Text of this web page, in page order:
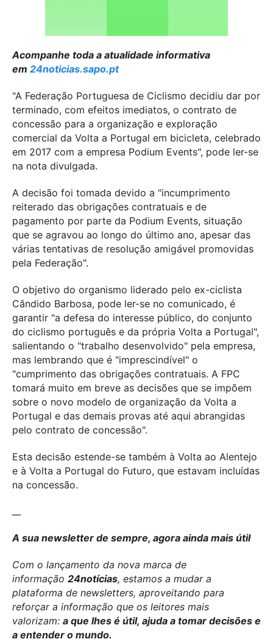
Acompanhe toda a atualidade informativa
em 24noticias.sapo.pt
"A Federação Portuguesa de Ciclismo decidiu dar por
terminado, com efeitos imediatos, o contrato de
concessão para a organização e exploração
comercial da Volta a Portugal em bicicleta, celebrado
em 2017 com a empresa Podium Events", pode ler-se
na nota divulgada.
A decisão foi tomada devido a "incumprimento
reiterado das obrigações contratuais e de
pagamento por parte da Podium Events, situação
que se agravou ao longo do último ano, apesar das
várias tentativas de resolução amigável promovidas
pela Federação".
O objetivo do organismo liderado pelo ex-ciclista
Cândido Barbosa, pode ler-se no comunicado, é
garantir "a defesa do interesse público, do conjunto
do ciclismo português e da própria Volta a Portugal",
salientando o "trabalho desenvolvido" pela empresa,
mas lembrando que é "imprescindível" o
"cumprimento das obrigações contratuais. A FPC
tomará muito em breve as decisões que se impõem
sobre o novo modelo de organização da Volta a
Portugal e das demais provas até aqui abrangidas
pelo contrato de concessão".
Esta decisão estende-se também à Volta ao Alentejo
e à Volta a Portugal do Futuro, que estavam incluídas
na concessão.
A sua newsletter de sempre, agora ainda mais útil
Com o lançamento da nova marca de
informação 24notícias, estamos a mudar a
plataforma de newsletters, aproveitando para
reforçar a informação que os leitores mais
valorizam: a que lhes é útil, ajuda a tomar decisões e
a entender o mundo.